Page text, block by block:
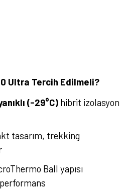
Ultra Tercih Edilmeli?
(-29°C)hibrit izolasyon
tasarım, trekking
Ball yapısı